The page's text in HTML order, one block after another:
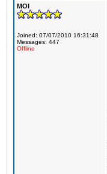
MOI
Joined: 07/07/2010 16:31:48
Messages: 447
Offline